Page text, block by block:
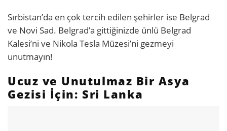
Sırbistan’da en çok tercih edilen şehirler ise Belgrad
ve Novi Sad. Belgrad’a gittiğinizde ünlü Belgrad
Kalesi’ni ve Nikola Tesla Müzesi’ni gezmeyi
unutmayın!
Ucuz ve Unutulmaz Bir Asya
Gezisi İçin: Sri Lanka